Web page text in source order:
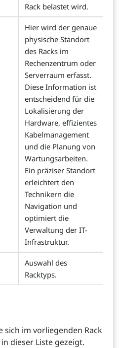
Rack belastet wird.
Hier wird der genaue
physische Standort
des Racks im
Rechenzentrum oder
Serverraum erfasst.
Diese Information ist
entscheidend für die
Lokalisierung der
Hardware, effizientes
Kabelmanagement
und die Planung von
Wartungsarbeiten.
Ein präziser Standort
erleichtert den
Technikern die
Navigation und
optimiert die
Verwaltung der IT-
Infrastruktur.
Auswahl des
Racktyps.
sich im vorliegenden Rack
dieser Liste gezeigt.